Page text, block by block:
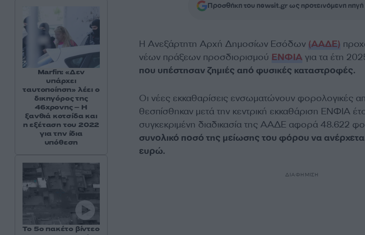
Προσθήκη του newsit.gr ως προτεινόμενη
Η Ανεξάρτητη Αρχή Δημοσίων Εσόδων (ΑΑΔΕ)
νέων πράξεων προσδιορισμού ΕΝΦΙΑγια τα έτη
που υπέστησαν ζημιές από φυσικές καταστροφές.
Οι νέες εκκαθαρίσεις ενσωματώνουν φορολογικές
θεσπίσθηκαν μετά την κεντρική εκκαθάριση ΕΝΦΙΑ
συγκεκριμένη διαδικασία της ΑΑΔΕ αφορά 48.622
συνολικό ποσό της μείωσης του φόρου να
ευρώ.
ΔΙΑΦΗΜΙΣΗ
Marfin: «Δεν
υπάρχει
ταυτοποίηση» λέει ο
δικηγόρος της
46χρονης – Η
ξανθιά κοτσίδα και
η εξέταση του 2022
για την ίδια
υπόθεση
Το 5ο πακέτο βίντεο